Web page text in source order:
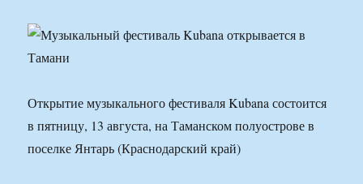
Открытие музыкального фестиваля Kubana состоится
в пятницу, 13 августа, на Таманском полуострове в
поселке Янтарь (Краснодарский край)